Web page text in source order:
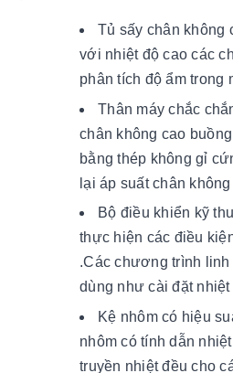
Tủ sấy chân không
với nhiệt độ cao các
phân tích độ ẩm trong
Thân máy chắc
chân không cao
bằng thép không gỉ
lại áp suất chân
Bộ điều khiển kỹ
thực hiện các điều
.Các chương trình
dùng như cài đặt
Kệ nhôm có hiệu
nhôm có tính dẫn
truyền nhiệt đều cho